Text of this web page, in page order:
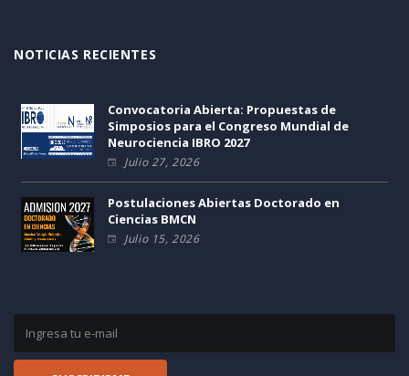
NOTICIAS RECIENTES
Convocatoria Abierta: Propuestas de
Simposios para el Congreso Mundial de
Neurociencia IBRO 2027
Julio 27, 2026
Postulaciones Abiertas Doctorado en
Ciencias BMCN
Julio 15, 2026